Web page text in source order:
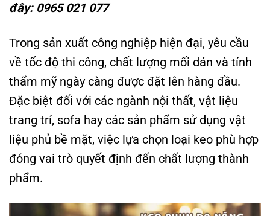
đây: 0965 021 077
Trong sản xuất công nghiệp hiện đại, yêu cầu
về tốc độ thi công, chất lượng mối dán và tính
thẩm mỹ ngày càng được đặt lên hàng đầu.
Đặc biệt đối với các ngành nội thất, vật liệu
trang trí, sofa hay các sản phẩm sử dụng vật
liệu phủ bề mặt, việc lựa chọn loại keo phù hợp
đóng vai trò quyết định đến chất lượng thành
phẩm.